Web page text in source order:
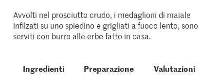
Avvolti nel prosciutto crudo, i medaglioni di maiale
infilzati su uno spiedino e grigliati a fuoco lento, sono
serviti con burro alle erbe fatto in casa.
Ingredienti Preparazione Valutazioni